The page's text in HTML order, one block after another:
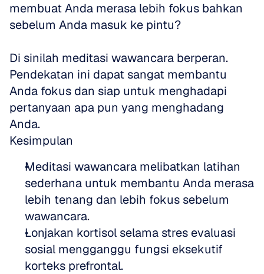
membuat Anda merasa lebih fokus bahkan
sebelum Anda masuk ke pintu?
Di sinilah meditasi wawancara berperan.
Pendekatan ini dapat sangat membantu
Anda fokus dan siap untuk menghadapi
pertanyaan apa pun yang menghadang
Anda.
Kesimpulan
Meditasi wawancara melibatkan latihan
sederhana untuk membantu Anda merasa
lebih tenang dan lebih fokus sebelum
wawancara.
Lonjakan kortisol selama stres evaluasi
sosial mengganggu fungsi eksekutif
korteks prefrontal.